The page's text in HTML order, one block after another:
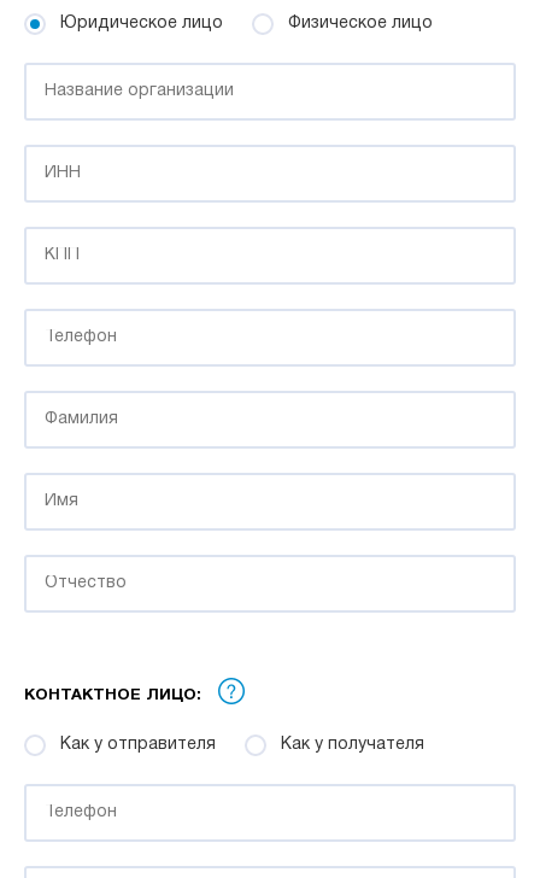
Юридическое лицо Физическое лицо
КОНТАКТНОЕ ЛИЦО:
Как у отправителя Как у получателя